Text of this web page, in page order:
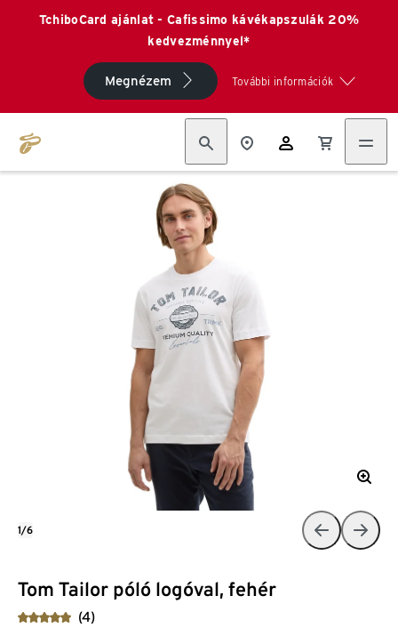
TchiboCard ajánlat - Cafissimo kávékapszulák 20%
kedvezménnyel*
Megnézem További információk
Tom Tailor póló logóval, fehér
(4)
1/6